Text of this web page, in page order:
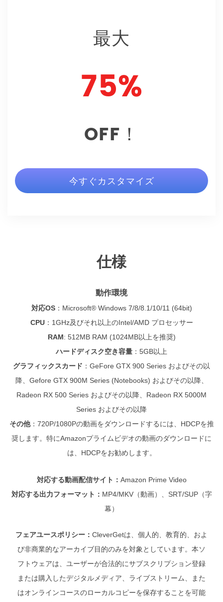
最大
75%
OFF！
今すぐカスタマイズ
仕様
動作環境
対応OS： Microsoft® Windows 7/8/8.1/10/11 (64bit)
CPU： 1GHz及びそれ以上のIntel/AMD プロセッサー
RAM: 512MB RAM (1024MB以上を推奨)
ハードディスク空き容量 ： 5GB以上
グラフィックスカード ：GeFore GTX 900 Series およびその以
降、Gefore GTX 900M Series (Notebooks) およびその以降、
Radeon RX 500 Series およびその以降、Radeon RX 5000M
Series およびその以降
その他：720P/1080Pの動画をダウンロードするには、HDCPを推
奨します。特にAmazonプライムビデオの動画のダウンロードに
は、HDCPをお勧めします。
対応する動画配信サイト： Amazon Prime Video
対応する出力フォーマット： MP4/MKV（動画）、SRT/SUP（字
幕）
フェアユースポリシー： CleverGetは、個人的、教育的、およ
び非商業的なアーカイブ目的のみを対象としています。本ソ
フトウェアは、ユーザーが合法的にサブスクリプション登録
または購入したデジタルメディア、ライブストリーム、また
はオンラインコースのローカルコピーを保存することを可能